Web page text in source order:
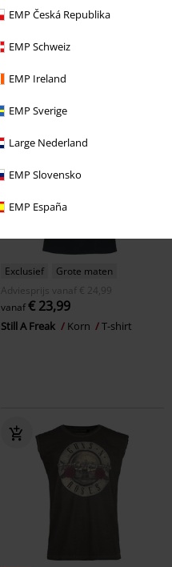
EMP Česká Republika
EMP Schweiz
EMP Ireland
EMP Sverige
Large Nederland
EMP Slovensko
EMP España
Vintage Short Sleeve
Exclusief
Grote maten
Adviesprijs
vanaf € 24,99
vanaf€ 23,99
Still A Freak Korn T-shirt